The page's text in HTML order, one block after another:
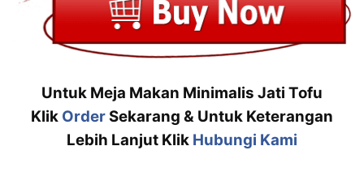
Untuk Meja Makan Minimalis Jati Tofu
Klik OrderSekarang & Untuk Keterangan
Lebih Lanjut Klik Hubungi Kami